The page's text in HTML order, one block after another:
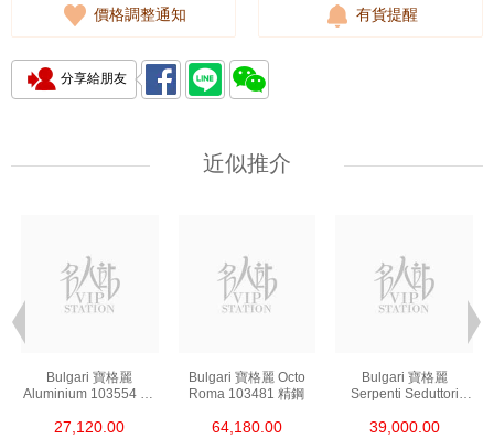
價格調整通知 有貨提醒
分享給朋友
近似推介
Bulgari 寶格麗
Aluminium 103554 鋁/
27,120.00
Bulgari 寶格麗 Octo
Roma 103481 精鋼
64,180.00
Bulgari 寶格麗
Serpenti Seduttori
39,000.00